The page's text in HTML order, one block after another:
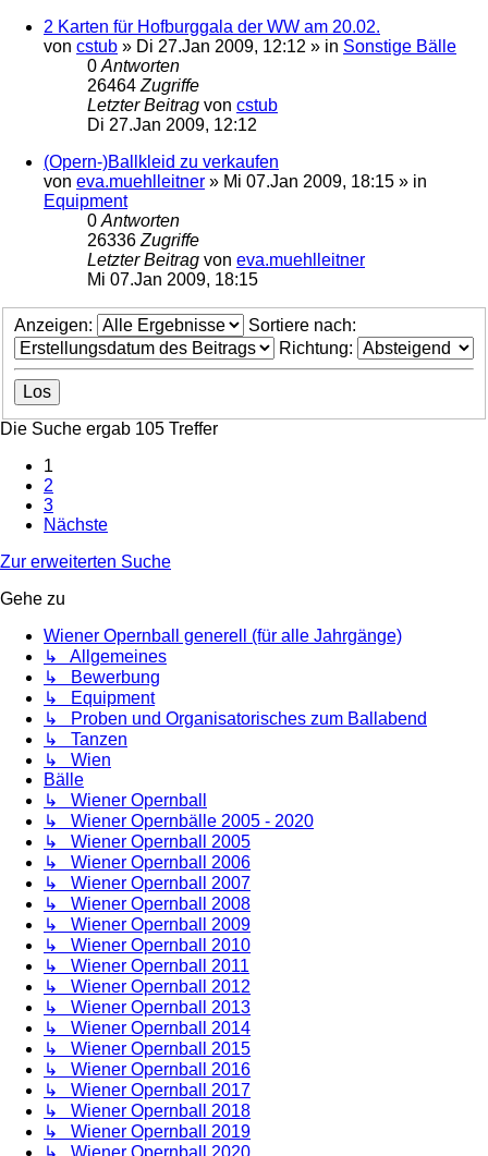
2 Karten für Hofburggala der WW am 20.02.
von cstub » Di 27.Jan 2009, 12:12 » in Sonstige Bälle
0 Antworten
26464 Zugriffe
Letzter Beitrag von cstub
Di 27.Jan 2009, 12:12
(Opern-)Ballkleid zu verkaufen
von eva.muehlleitner » Mi 07.Jan 2009, 18:15 » in
Equipment
0 Antworten
26336 Zugriffe
Letzter Beitrag von eva.muehlleitner
Mi 07.Jan 2009, 18:15
Anzeigen:
Sortiere nach:
Richtung:
Die Suche ergab 105 Treffer
1
2
3
Nächste
Zur erweiterten Suche
Gehe zu
Wiener Opernball generell (für alle Jahrgänge)
↳ Allgemeines
↳ Bewerbung
↳ Equipment
↳ Proben und Organisatorisches zum Ballabend
↳ Tanzen
↳ Wien
Bälle
↳ Wiener Opernball
↳ Wiener Opernbälle 2005 - 2020
↳ Wiener Opernball 2005
↳ Wiener Opernball 2006
↳ Wiener Opernball 2007
↳ Wiener Opernball 2008
↳ Wiener Opernball 2009
↳ Wiener Opernball 2010
↳ Wiener Opernball 2011
↳ Wiener Opernball 2012
↳ Wiener Opernball 2013
↳ Wiener Opernball 2014
↳ Wiener Opernball 2015
↳ Wiener Opernball 2016
↳ Wiener Opernball 2017
↳ Wiener Opernball 2018
↳ Wiener Opernball 2019